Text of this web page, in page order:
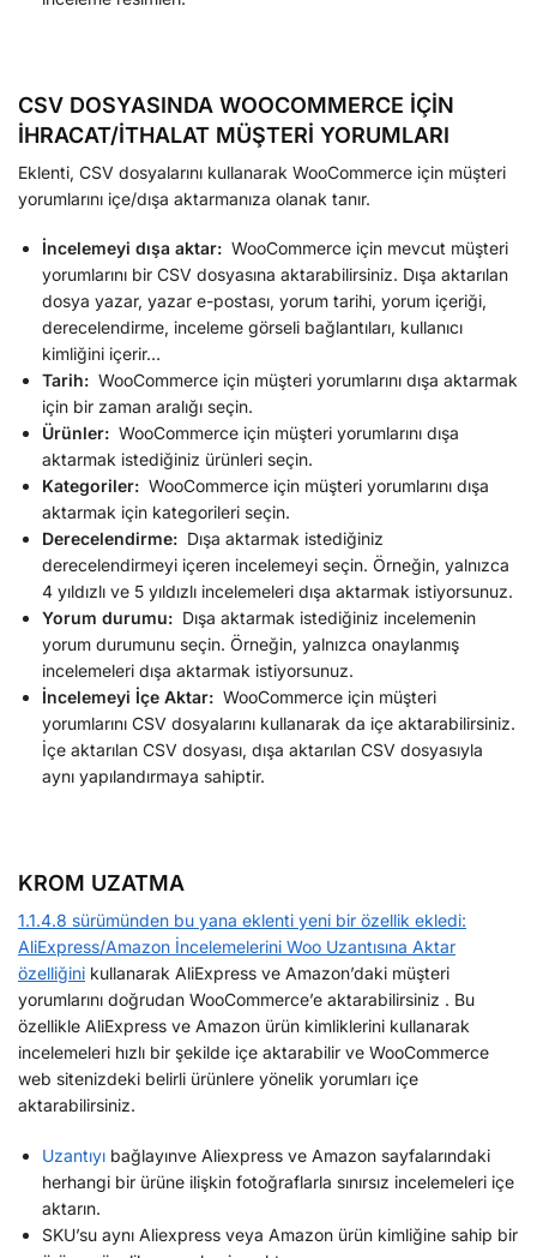
CSV DOSYASINDA WOOCOMMERCE İÇİN
İHRACAT/İTHALAT MÜŞTERİ YORUMLARI
Eklenti, CSV dosyalarını kullanarak WooCommerce için müşteri
yorumlarını içe/dışa aktarmanıza olanak tanır.
İncelemeyi dışa aktar: WooCommerce için mevcut müşteri
yorumlarını bir CSV dosyasına aktarabilirsiniz. Dışa aktarılan
dosya yazar, yazar e-postası, yorum tarihi, yorum içeriği,
derecelendirme, inceleme görseli bağlantıları, kullanıcı
kimliğini içerir…
Tarih: WooCommerce için müşteri yorumlarını dışa aktarmak
için bir zaman aralığı seçin.
Ürünler: WooCommerce için müşteri yorumlarını dışa
aktarmak istediğiniz ürünleri seçin.
Kategoriler: WooCommerce için müşteri yorumlarını dışa
aktarmak için kategorileri seçin.
Derecelendirme: Dışa aktarmak istediğiniz
derecelendirmeyi içeren incelemeyi seçin. Örneğin, yalnızca
4 yıldızlı ve 5 yıldızlı incelemeleri dışa aktarmak istiyorsunuz.
Yorum durumu: Dışa aktarmak istediğiniz incelemenin
yorum durumunu seçin. Örneğin, yalnızca onaylanmış
incelemeleri dışa aktarmak istiyorsunuz.
İncelemeyi İçe Aktar: WooCommerce için müşteri
yorumlarını CSV dosyalarını kullanarak da içe aktarabilirsiniz.
İçe aktarılan CSV dosyası, dışa aktarılan CSV dosyasıyla
aynı yapılandırmaya sahiptir.
KROM UZATMA
1.1.4.8 sürümünden bu yana eklenti yeni bir özellik ekledi:
AliExpress/Amazon İncelemelerini Woo Uzantısına Aktar
özelliğini kullanarak AliExpress ve Amazon’daki müşteri
yorumlarını doğrudan WooCommerce’e aktarabilirsiniz . Bu
özellikle AliExpress ve Amazon ürün kimliklerini kullanarak
incelemeleri hızlı bir şekilde içe aktarabilir ve WooCommerce
web sitenizdeki belirli ürünlere yönelik yorumları içe
aktarabilirsiniz.
Uzantıyı bağlayınve Aliexpress ve Amazon sayfalarındaki
herhangi bir ürüne ilişkin fotoğraflarla sınırsız incelemeleri içe
aktarın.
SKU’su aynı Aliexpress veya Amazon ürün kimliğine sahip bir